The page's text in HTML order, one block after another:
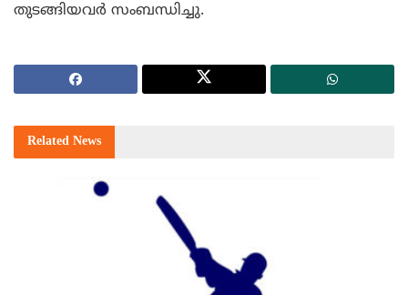
തുടങ്ങിയവര്‍ സംബന്ധിച്ചു.
Related News